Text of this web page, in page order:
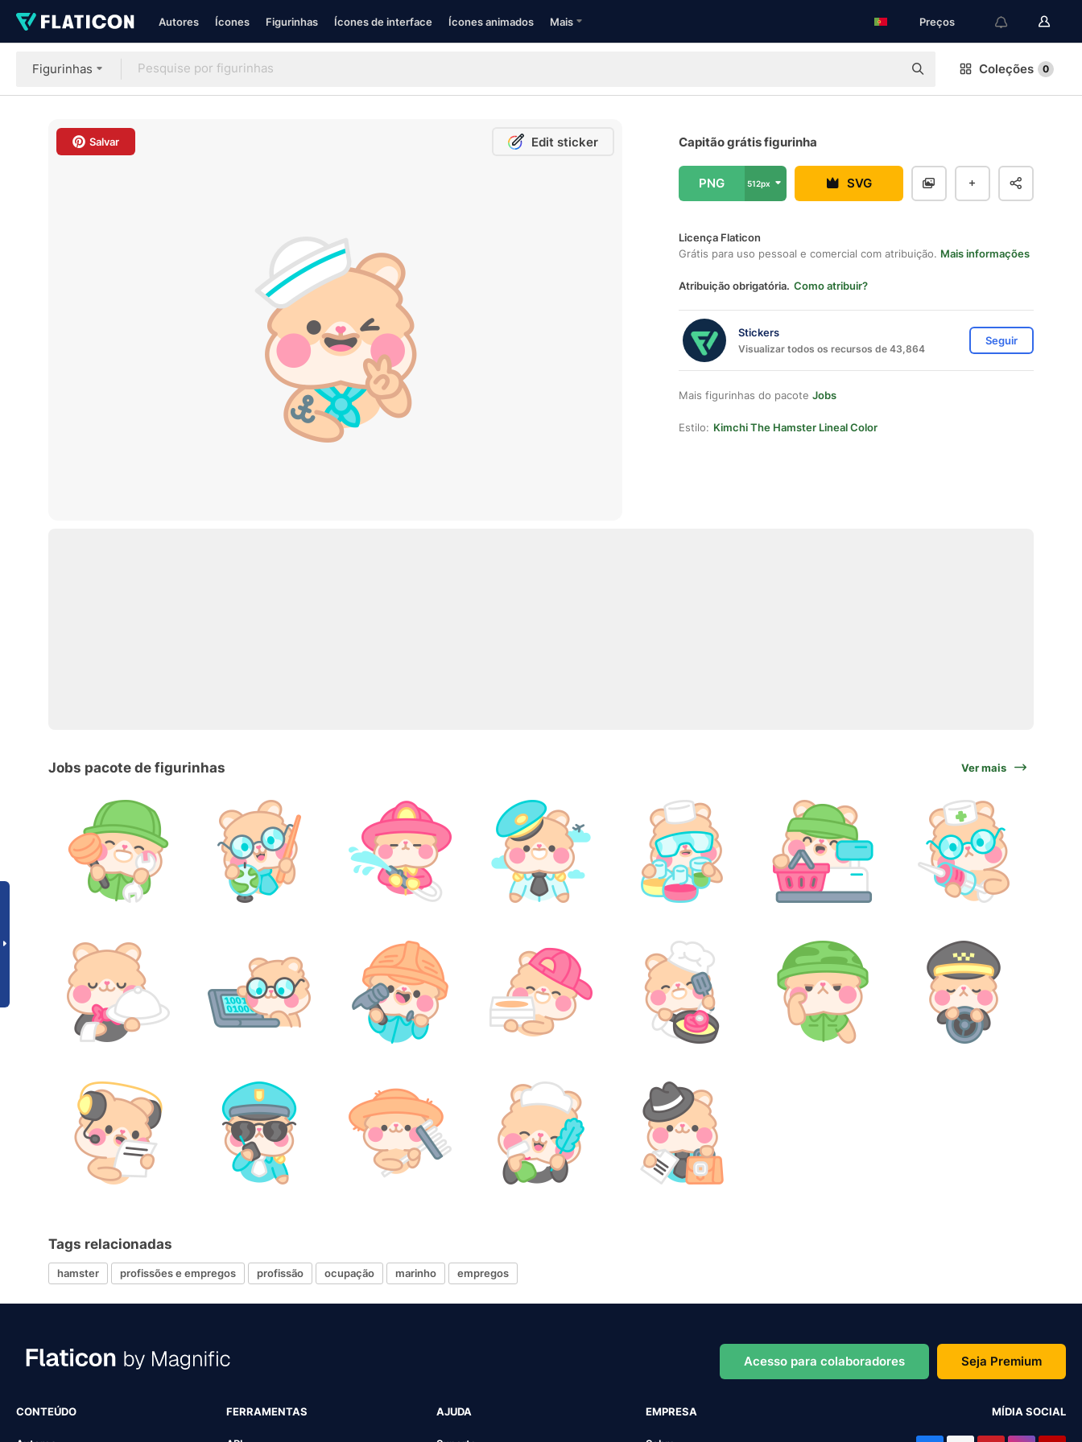
Autores Ícones Figurinhas Ícones de interface Ícones animados Mais Preços
Figurinhas Coleções 0
Salvar Edit sticker Capitão grátis figurinha
PNG 512px SVG
Licença Flaticon
Grátis para uso pessoal e comercial com atribuição. Mais informações
Atribuição obrigatória. Como atribuir?
Stickers
Visualizar todos os recursos de 43,864
Seguir
Mais figurinhas do pacote Jobs
Estilo: Kimchi The Hamster Lineal Color
Jobs pacote de figurinhas Ver mais
Tags relacionadas
hamster profissões e empregos profissão ocupação marinho empregos
Acesso para colaboradores Seja Premium
CONTEÚDO FERRAMENTAS AJUDA EMPRESA MÍDIA SOCIAL